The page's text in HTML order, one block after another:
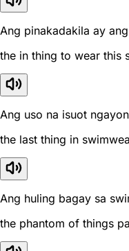
Ang pinakadakila ay
the in thing to wear this
Ang uso na isuot
the last thing in
Ang huling bagay sa
the phantom of things